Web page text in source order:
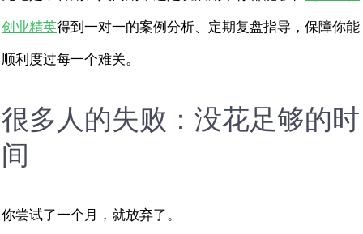
创业精英得到一对一的案例分析、定期复盘指导，保障你能
顺利度过每一个难关。
很多人的失败：没花足够的时
间
你尝试了一个月，就放弃了。